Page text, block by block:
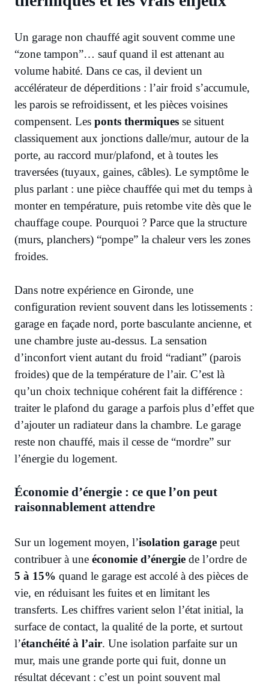
Un garage non chauffé agit souvent comme une
“zone tampon”… sauf quand il est attenant au
volume habité. Dans ce cas, il devient un
accélérateur de déperditions : l’air froid s’accumule,
les parois se refroidissent, et les pièces voisines
compensent. Les ponts thermiques se situent
classiquement aux jonctions dalle/mur, autour de la
porte, au raccord mur/plafond, et à toutes les
traversées (tuyaux, gaines, câbles). Le symptôme le
plus parlant : une pièce chauffée qui met du temps à
monter en température, puis retombe vite dès que le
chauffage coupe. Pourquoi ? Parce que la structure
(murs, planchers) “pompe” la chaleur vers les zones
froides.
Dans notre expérience en Gironde, une
configuration revient souvent dans les lotissements :
garage en façade nord, porte basculante ancienne, et
une chambre juste au-dessus. La sensation
d’inconfort vient autant du froid “radiant” (parois
froides) que de la température de l’air. C’est là
qu’un choix technique cohérent fait la différence :
traiter le plafond du garage a parfois plus d’effet que
d’ajouter un radiateur dans la chambre. Le garage
reste non chauffé, mais il cesse de “mordre” sur
l’énergie du logement.
Économie d’énergie : ce que l’on peut
raisonnablement attendre
Sur un logement moyen, l’isolation garage peut
contribuer à une économie d’énergie de l’ordre de
5 à 15% quand le garage est accolé à des pièces de
vie, en réduisant les fuites et en limitant les
transferts. Les chiffres varient selon l’état initial, la
surface de contact, la qualité de la porte, et surtout
l’étanchéité à l’air. Une isolation parfaite sur un
mur, mais une grande porte qui fuit, donne un
résultat décevant : c’est un point souvent mal